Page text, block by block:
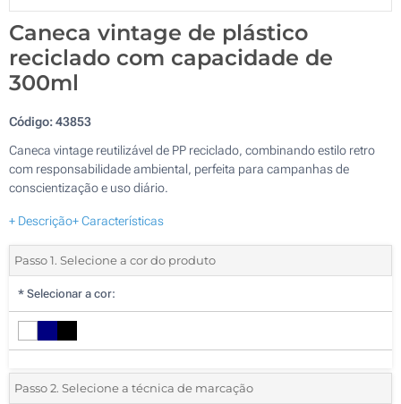
Caneca vintage de plástico
reciclado com capacidade de
300ml
Código:43853
Caneca vintage reutilizável de PP reciclado, combinando estilo retro
com responsabilidade ambiental, perfeita para campanhas de
conscientização e uso diário.
+ Descrição+ Características
Passo 1. Selecione a cor do produto
* Selecionar a cor:
Passo 2. Selecione a técnica de marcação